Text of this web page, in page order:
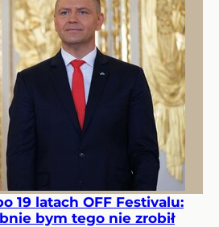
19 latach OFF Festivalu:
bym tego nie zrobił